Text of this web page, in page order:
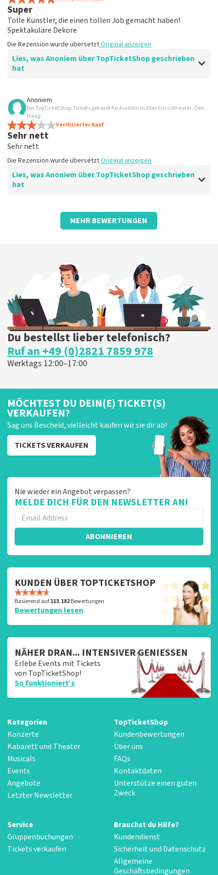
Super
Tolle Künstler, die einen tollen Job gemacht haben!
Spektakuläre Dekore
Die Rezension wurde übersetztOriginal anzeigen
Lies, was Anoniem über TopTicketShop geschrieben
hat
Bewertung von Anoniem über
Unvergessliches Musical. Hat meine
Erwartungen übertroffen
Sehr gut
Die Rezension wurde übersetzt
Anoniem
Bei TopTicketShop Tickets gekauft für Aladdin in Afas Circustheater, Den
Haag
Verifizierter Kauf
Sehr nett
Sehr nett
Die Rezension wurde übersetztOriginal anzeigen
Lies, was Anoniem über TopTicketShop geschrieben
hat
Bewertung von Anoniem überTopTicketShop
MEHR BEWERTUNGEN
Du bestellst lieber telefonisch?
Ruf an +49 (0)2821 7859 978
Werktags 12:00–17:00
MÖCHTEST DU DEIN(E) TICKET(S)
VERKAUFEN?
Sag uns Bescheid, vielleicht kaufen wir sie dir ab!
TICKETS VERKAUFEN
Nie wieder ein Angebot verpassen?
MELDE DICH FÜR DEN NEWSLETTER AN!
ABONNIEREN
KUNDEN ÜBER TOPTICKETSHOP
Basierend auf113.182Bewertungen
Bewertungen lesen
NÄHER DRAN... INTENSIVER GENIESSEN
Erlebe Events mit Tickets
von TopTicketShop!
So funktioniert‘s
Kategorien
Konzerte
Kabarett und Theater
Musicals
Events
Angebote
Letzter Newsletter
TopTicketShop
Kundenbewertungen
Über uns
FAQs
Kontaktdaten
Unterstütze einen guten
Zweck
Service
Gruppenbuchungen
Tickets verkaufen
Brauchst du Hilfe?
Kundendienst
Sicherheit und Datenschutz
Allgemeine
Geschäftsbedingungen